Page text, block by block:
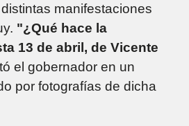
manifestaciones
"¿Qué hace la
13 de abril, de Vicente
el gobernador en un
por fotografías de dicha